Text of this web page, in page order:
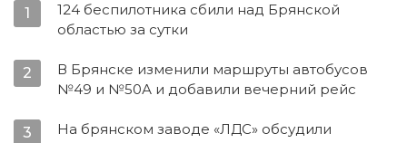
1
124 беспилотника сбили над Брянской
областью за сутки
2
В Брянске изменили маршруты автобусов
№49 и №50А и добавили вечерний рейс
3
На брянском заводе «ЛДС» обсудили